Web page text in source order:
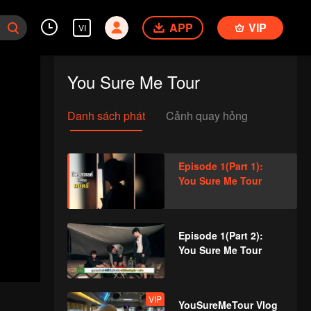
VI APP VIP
You Sure Me Tour
Danh sách phát Cảnh quay hỏng
Episode 1(Part 1):
You Sure Me Tour
Episode 1(Part 2):
You Sure Me Tour
VIP
YouSureMeTour Vlog